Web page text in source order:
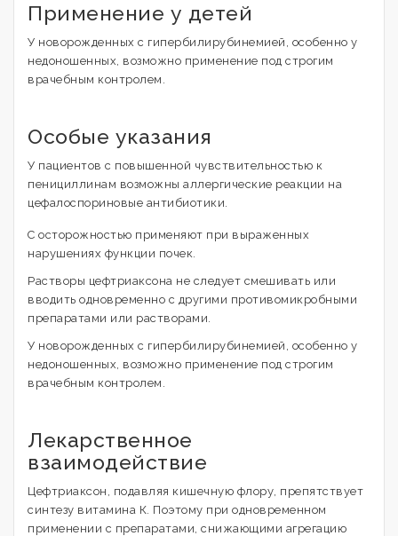
Применение у детей
У новорожденных с гипербилирубинемией, особенно у
недоношенных, возможно применение под строгим
врачебным контролем.
Особые указания
У пациентов с повышенной чувствительностью к
пенициллинам возможны аллергические реакции на
цефалоспориновые антибиотики.
С осторожностью применяют при выраженных
нарушениях функции почек.
Растворы цефтриаксона не следует смешивать или
вводить одновременно с другими противомикробными
препаратами или растворами.
У новорожденных с гипербилирубинемией, особенно у
недоношенных, возможно применение под строгим
врачебным контролем.
Лекарственное
взаимодействие
Цефтриаксон, подавляя кишечную флору, препятствует
синтезу витамина К. Поэтому при одновременном
применении с препаратами, снижающими агрегацию